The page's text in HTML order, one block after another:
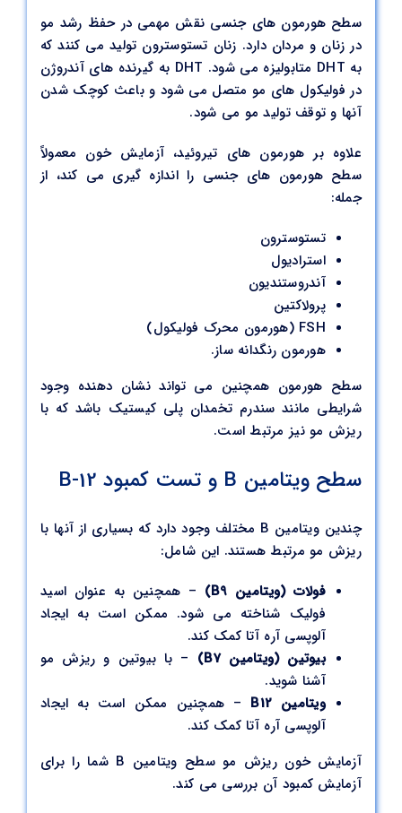
سطح هورمون های جنسی نقش مهمی در حفظ رشد مو
در زنان و مردان دارد. زنان تستوسترون تولید می کنند که
به DHT متابولیزه می شود. DHT به گیرنده های آندروژن
در فولیکول های مو متصل می شود و باعث کوچک شدن
آنها و توقف تولید مو می شود.
علاوه بر هورمون های تیروئید، آزمایش خون معمولاً
سطح هورمون های جنسی را اندازه گیری می کند، از
جمله:
تستوسترون
استرادیول
آندروستندیون
پرولاکتین
FSH (هورمون محرک فولیکول)
هورمون رنگدانه ساز.
سطح هورمون همچنین می تواند نشان دهنده وجود
شرایطی مانند سندرم تخمدان پلی کیستیک باشد که با
ریزش مو نیز مرتبط است.
سطح ویتامین B و تست کمبود B-12
چندین ویتامین B مختلف وجود دارد که بسیاری از آنها با
ریزش مو مرتبط هستند. این شامل:
فولات (ویتامین B9)
– همچنین به عنوان اسید
فولیک شناخته می شود. ممکن است به ایجاد
آلوپسی آره آتا کمک کند.
بیوتین (ویتامین B7)
– با بیوتین و ریزش مو
آشنا شوید.
ویتامین B12
– همچنین ممکن است به ایجاد
آلوپسی آره آتا کمک کند.
آزمایش خون ریزش مو سطح ویتامین B شما را برای
آزمایش کمبود آن بررسی می کند.